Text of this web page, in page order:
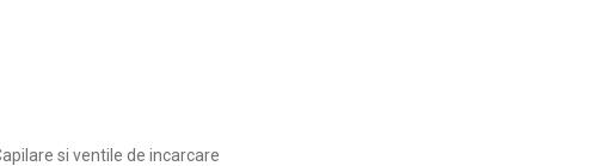
si ventile de incarcare